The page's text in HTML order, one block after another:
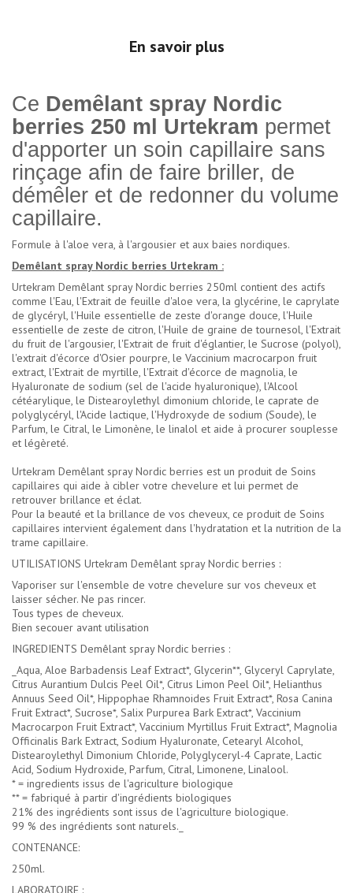
En savoir plus
Ce Demêlant spray Nordic
berries 250 ml Urtekram permet
d'apporter un soin capillaire sans
rinçage afin de faire briller, de
démêler et de redonner du volume
capillaire.
Formule à l'aloe vera, à l'argousier et aux baies nordiques.
Demêlant spray Nordic berries Urtekram :
Urtekram Demêlant spray Nordic berries 250ml contient des actifs
comme l'Eau, l'Extrait de feuille d'aloe vera, la glycérine, le caprylate
de glycéryl, l'Huile essentielle de zeste d'orange douce, l'Huile
essentielle de zeste de citron, l'Huile de graine de tournesol, l'Extrait
du fruit de l'argousier, l'Extrait de fruit d'églantier, le Sucrose (polyol),
l'extrait d'écorce d'Osier pourpre, le Vaccinium macrocarpon fruit
extract, l'Extrait de myrtille, l'Extrait d'écorce de magnolia, le
Hyaluronate de sodium (sel de l'acide hyaluronique), l'Alcool
cétéarylique, le Distearoylethyl dimonium chloride, le caprate de
polyglycéryl, l'Acide lactique, l'Hydroxyde de sodium (Soude), le
Parfum, le Citral, le Limonène, le linalol et aide à procurer souplesse
et légèreté.
Urtekram Demêlant spray Nordic berries est un produit de Soins
capillaires qui aide à cibler votre chevelure et lui permet de
retrouver brillance et éclat.
Pour la beauté et la brillance de vos cheveux, ce produit de Soins
capillaires intervient également dans l'hydratation et la nutrition de la
trame capillaire.
UTILISATIONS Urtekram Demêlant spray Nordic berries :
Vaporiser sur l'ensemble de votre chevelure sur vos cheveux et
laisser sécher. Ne pas rincer.
Tous types de cheveux.
Bien secouer avant utilisation
INGREDIENTS Demêlant spray Nordic berries :
_Aqua, Aloe Barbadensis Leaf Extract*, Glycerin**, Glyceryl Caprylate,
Citrus Aurantium Dulcis Peel Oil*, Citrus Limon Peel Oil*, Helianthus
Annuus Seed Oil*, Hippophae Rhamnoides Fruit Extract*, Rosa Canina
Fruit Extract*, Sucrose*, Salix Purpurea Bark Extract*, Vaccinium
Macrocarpon Fruit Extract*, Vaccinium Myrtillus Fruit Extract*, Magnolia
Officinalis Bark Extract, Sodium Hyaluronate, Cetearyl Alcohol,
Distearoylethyl Dimonium Chloride, Polyglyceryl-4 Caprate, Lactic
Acid, Sodium Hydroxide, Parfum, Citral, Limonene, Linalool.
* = ingredients issus de l'agriculture biologique
** = fabriqué à partir d'ingrédients biologiques
21% des ingrédients sont issus de l'agriculture biologique.
99 % des ingrédients sont naturels._
CONTENANCE:
250ml.
LABORATOIRE :